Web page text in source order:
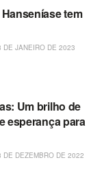
tem
DE JANEIRO DE 2023
Um brilho de
esperança para
DE DEZEMBRO DE 2022